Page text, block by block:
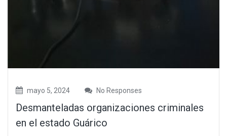
mayo 5, 2024 No Responses
Desmanteladas organizaciones criminales
en el estado Guárico